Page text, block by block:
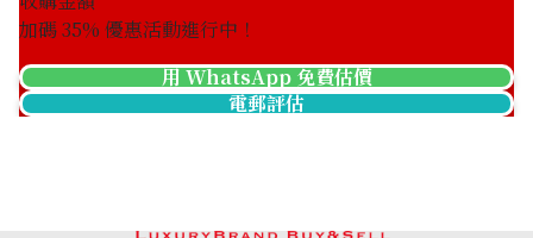
加碼35% 優惠活動進行中！
用 WhatsApp 免費估價
電郵評估